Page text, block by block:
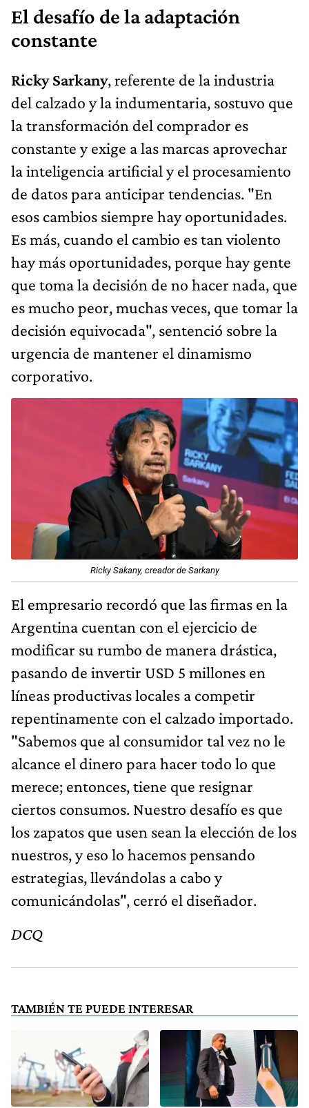
El desafío de la adaptación
constante
Ricky Sarkany, referente de la industria
del calzado y la indumentaria, sostuvo que
la transformación del comprador es
constante y exige a las marcas aprovechar
la inteligencia artificial y el procesamiento
de datos para anticipar tendencias. "En
esos cambios siempre hay oportunidades.
Es más, cuando el cambio es tan violento
hay más oportunidades, porque hay gente
que toma la decisión de no hacer nada, que
es mucho peor, muchas veces, que tomar la
decisión equivocada", sentenció sobre la
urgencia de mantener el dinamismo
corporativo.
Ricky Sakany, creador de Sarkany
El empresario recordó que las firmas en la
Argentina cuentan con el ejercicio de
modificar su rumbo de manera drástica,
pasando de invertir USD 5 millones en
líneas productivas locales a competir
repentinamente con el calzado importado.
"Sabemos que al consumidor tal vez no le
alcance el dinero para hacer todo lo que
merece; entonces, tiene que resignar
ciertos consumos. Nuestro desafío es que
los zapatos que usen sean la elección de los
nuestros, y eso lo hacemos pensando
estrategias, llevándolas a cabo y
comunicándolas", cerró el diseñador.
DCQ
TAMBIÉN TE PUEDE INTERESAR